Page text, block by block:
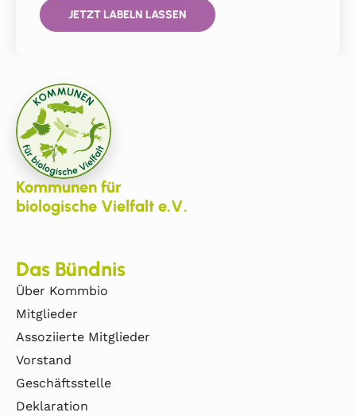
JETZT LABELN LASSEN
Kommunen für
biologische Vielfalt e.V.
Das Bündnis
Über Kommbio
Mitglieder
Assoziierte Mitglieder
Vorstand
Geschäftsstelle
Deklaration